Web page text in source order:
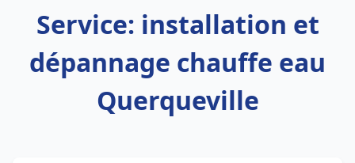
Service: installation et
dépannage chauffe eau
Querqueville